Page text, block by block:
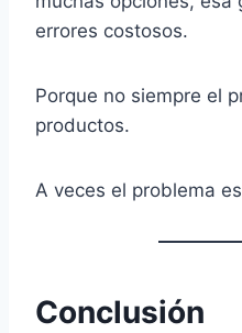
errores costosos.
Porque no siempre el
productos.
A veces el problema
Conclusión